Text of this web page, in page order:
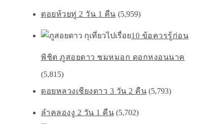
ดอยห้วยทู่ 2 วัน 1 คืน (5,959)
10 ข้อควรรู้ก่อน
พิชิต ภูสอยดาว ชมหมอก ดอกหงอนนาค
(5,815)
ดอยหลวงเชียงดาว 3 วัน 2 คืน (5,793)
ลำคลองงู 2 วัน 1 คืน (5,702)